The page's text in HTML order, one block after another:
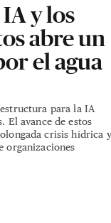
y los
abre un
el agua
para la IA
El avance de estos
crisis hídrica y
organizaciones